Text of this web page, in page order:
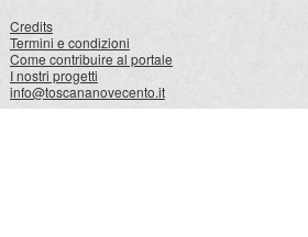
Credits
Termini e condizioni
Come contribuire al portale
I nostri progetti
info@toscananovecento.it